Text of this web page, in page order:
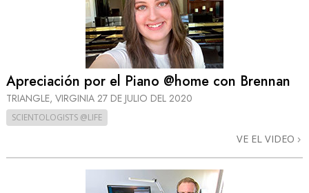
Apreciación por el Piano @home con Brennan
TRIANGLE, VIRGINIA 27 DE JULIO DEL 2020
SCIENTOLOGISTS @LIFE
VE EL VIDEO